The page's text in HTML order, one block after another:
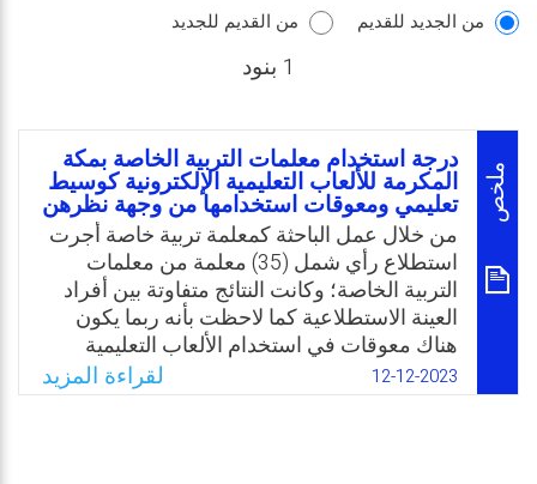
من الجديد للقديم
من القديم للجديد
1 بنود
ملخص
درجة استخدام معلمات التربية الخاصة بمكة
المكرمة للألعاب التعليمية الإلكترونية كوسيط
تعليمي ومعوقات استخدامها من وجهة نظرهن
من خلال عمل الباحثة كمعلمة تربية خاصة أجرت
استطلاع رأي شمل (35) معلمة من معلمات
التربية الخاصة؛ وكانت النتائج متفاوتة بين أفراد
العينة الاستطلاعية كما لاحظت بأنه ربما يكون
هناك معوقات في استخدام الألعاب التعليمية
الإلكترونية. وفي ضوء نتائج الاستطلاع غير
الواضحة، وفي ضوء توصيات الدراسات السابقة
12-12-2023 لقراءة المزيد